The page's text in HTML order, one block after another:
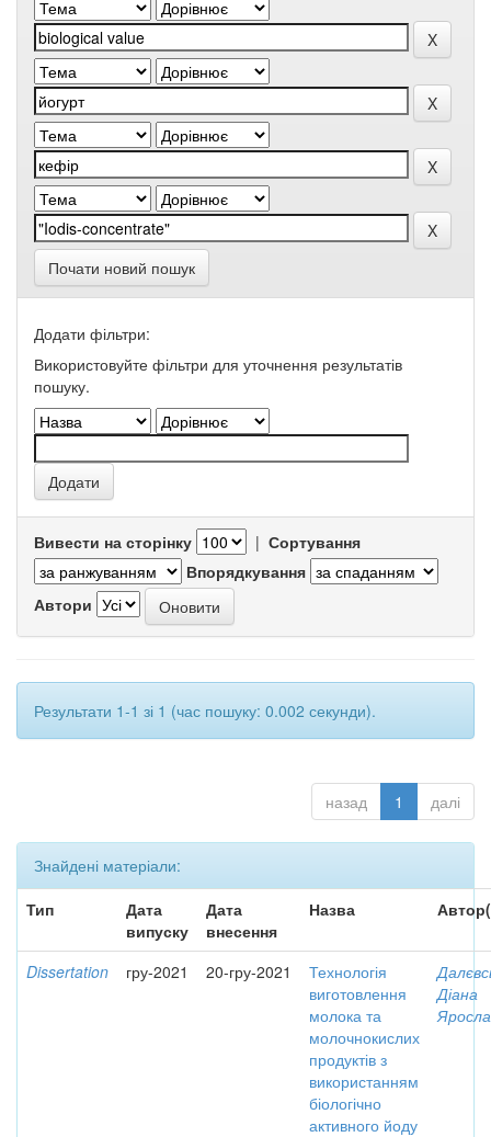
Почати новий пошук
Додати фільтри:
Використовуйте фільтри для уточнення результатів
пошуку.
Вивести на сторінку | Сортування
Впорядкування
Автори
Результати 1-1 зі 1 (час пошуку: 0.002 секунди).
назад 1 далі
Знайдені матеріали:
Тип
Дата
випуску
Дата
внесення
Назва
Dissertation гру-2021 20-гру-2021
Технологія
виготовлення
молока та
молочнокислих
продуктів з
використанням
біологічно
активного йоду
Діана